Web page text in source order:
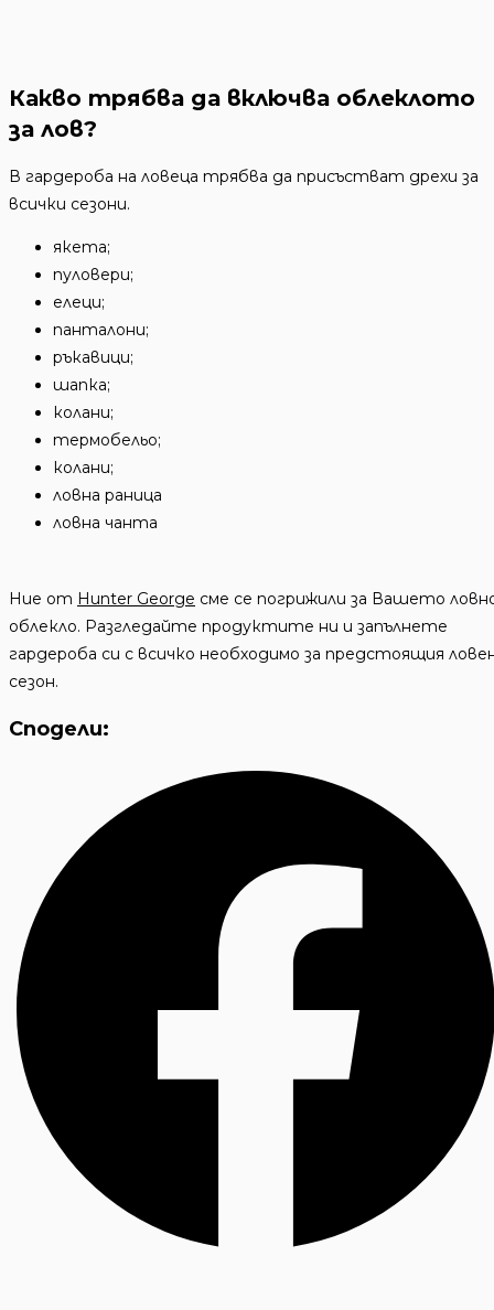
Какво трябва да включва облеклото
за лов?
В гардероба на ловеца трябва да присъстват дрехи за
всички сезони.
якета;
пуловери;
елеци;
панталони;
ръкавици;
шапка;
колани;
термобельо;
колани;
ловна раница
ловна чанта
Ние от Hunter George сме се погрижили за Вашето
облекло. Разгледайте продуктите ни и запълнете
гардероба си с всичко необходимо за предстоящия
сезон.
Сподели: